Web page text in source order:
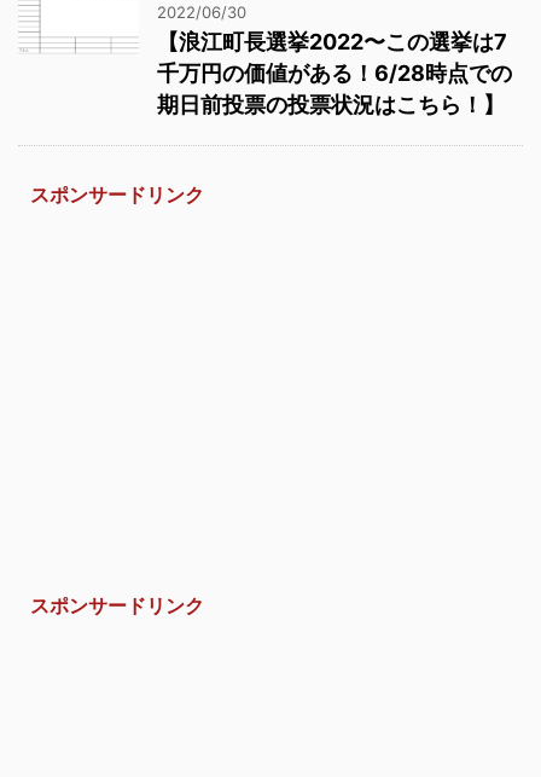
2022/06/30
【浪江町長選挙2022〜この選挙は7
千万円の価値がある！6/28時点での
期日前投票の投票状況はこちら！】
スポンサードリンク
スポンサードリンク